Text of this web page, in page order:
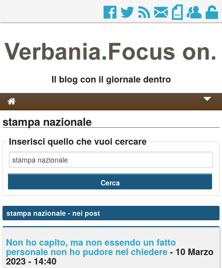
Il blog con il giornale dentro
Genesi e Storia
Contatti
stampa nazionale
Inserisci quello che vuoi cercare
stampa nazionale - nei post
Non ho capito, ma non essendo un fatto
personale non ho pudore nel chiedere- 10 Marzo
2023 - 14:40